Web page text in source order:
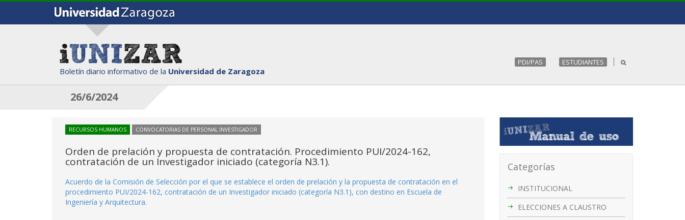
Boletín diario informativo de la Universidad de Zaragoza
PDI/PAS ESTUDIANTES
26/6/2024
Categorías
INSTITUCIONAL
ELECCIONES A CLAUSTRO
RECURSOS HUMANOS CONVOCATORIAS DE PERSONAL INVESTIGADOR
Orden de prelación y propuesta de contratación. Procedimiento PUI/2024-162,
contratación de un Investigador iniciado (categoría N3.1).
Acuerdo de la Comisión de Selección por el que se establece el orden de prelación y la propuesta de contratación en el
procedimiento PUI/2024-162, contratación de un Investigador iniciado (categoría N3.1), con destino en Escuela de
Ingeniería y Arquitectura.